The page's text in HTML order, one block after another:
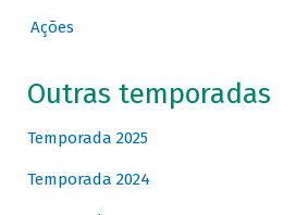
Ações
Outras temporadas
Temporada 2025
Temporada 2024